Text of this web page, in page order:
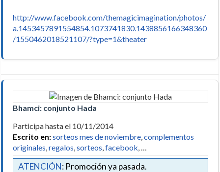
http://www.facebook.com/themagicimagination/photos/
a.1453457891554854.1073741830.1438856166348360
/1550462018521107/?type=1&theater
Bhamci: conjunto Hada
Participa hasta el 10/11/2014
Escrito en:sorteos mes de noviembre complementos
originales regalos sorteos facebook
ATENCIÓN: Promoción ya pasada.